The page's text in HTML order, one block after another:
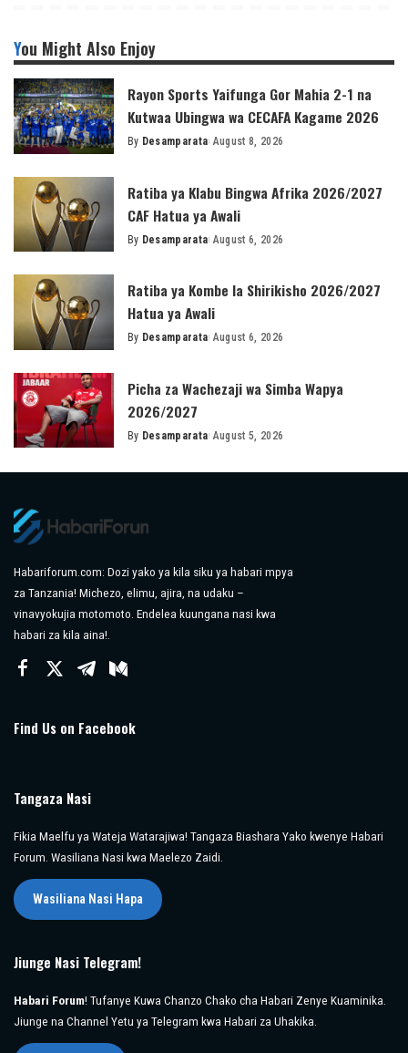
You Might Also Enjoy
Rayon Sports Yaifunga Gor Mahia 2-1 na
Kutwaa Ubingwa wa CECAFA Kagame 2026
Posted
By Desamparata August 8, 2026
Ratiba ya Klabu Bingwa Afrika 2026/2027
CAF Hatua ya Awali
Posted
By Desamparata August 6, 2026
Ratiba ya Kombe la Shirikisho 2026/2027
Hatua ya Awali
Posted
By Desamparata August 6, 2026
Picha za Wachezaji wa Simba Wapya
2026/2027
Posted
By Desamparata August 5, 2026
Habariforum.com: Dozi yako ya kila siku ya habari mpya
za Tanzania! Michezo, elimu, ajira, na udaku –
vinavyokujia motomoto. Endelea kuungana nasi kwa
habari za kila aina!.
Find Us on Facebook
Tangaza Nasi
Fikia Maelfu ya Wateja Watarajiwa! Tangaza Biashara Yako kwenye Habari
Forum. Wasiliana Nasi kwa Maelezo Zaidi.
Wasiliana Nasi Hapa
Jiunge Nasi Telegram!
Habari Forum! Tufanye Kuwa Chanzo Chako cha Habari Zenye Kuaminika.
Jiunge na Channel Yetu ya Telegram kwa Habari za Uhakika.